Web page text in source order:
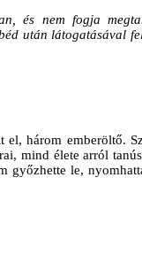
és nem fogja
után látogatásával
három emberöltő.
mind élete arról
győzhette le,